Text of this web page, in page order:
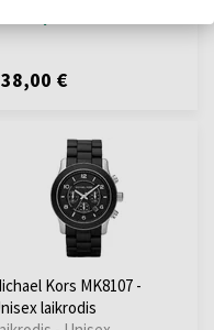
€
Kors MK8107 -
laikrodis